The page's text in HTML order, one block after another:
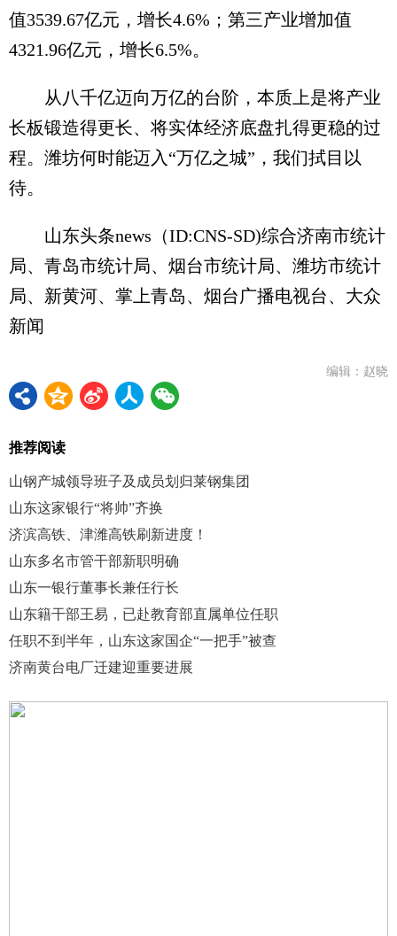
值3539.67亿元，增长4.6%；第三产业增加值
4321.96亿元，增长6.5%。
从八千亿迈向万亿的台阶，本质上是将产业
长板锻造得更长、将实体经济底盘扎得更稳的过
程。潍坊何时能迈入“万亿之城”，我们拭目以
待。
山东头条news（ID:CNS-SD)综合济南市统计
局、青岛市统计局、烟台市统计局、潍坊市统计
局、新黄河、掌上青岛、烟台广播电视台、大众
新闻
编辑：赵晓
推荐阅读
山钢产城领导班子及成员划归莱钢集团
山东这家银行“将帅”齐换
济滨高铁、津潍高铁刷新进度！
山东多名市管干部新职明确
山东一银行董事长兼任行长
山东籍干部王易，已赴教育部直属单位任职
任职不到半年，山东这家国企“一把手”被查
济南黄台电厂迁建迎重要进展